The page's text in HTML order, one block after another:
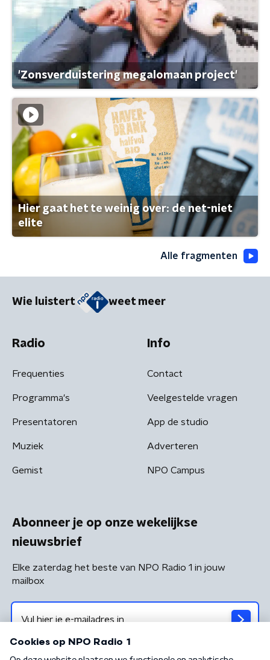
'Zonsverduistering megalomaan project'
Hier gaat het te weinig over: de net-niet
elite
Alle fragmenten
Wie luistert weet meer
Radio
Frequenties
Programma's
Presentatoren
Muziek
Gemist
Info
Contact
Veelgestelde vragen
App de studio
Adverteren
NPO Campus
Abonneer je op onze wekelijkse
nieuwsbrief
Elke zaterdag het beste van NPO Radio 1 in jouw
mailbox